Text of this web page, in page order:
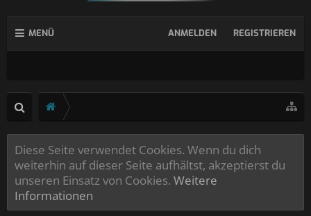
MENÜ ANMELDEN REGISTRIEREN
Diese Seite verwendet Cookies. Wenn du dich
weiterhin auf dieser Seite aufhältst, akzeptierst du
unseren Einsatz von Cookies. Weitere
Informationen